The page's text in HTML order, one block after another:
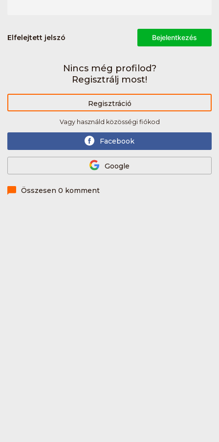
Elfelejtett jelszó Bejelentkezés
Nincs még profilod?
Regisztrálj most!
Regisztráció
Vagy használd közösségi fiókod
Facebook
Google
Összesen 0 komment